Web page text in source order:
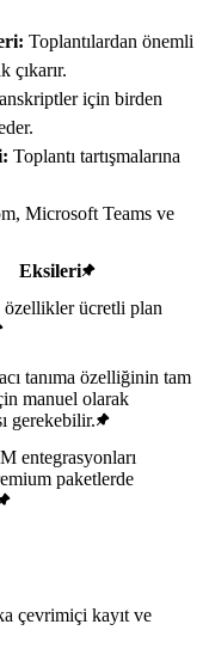
Toplantılardan önemli
çıkarır.
için birden
Toplantı tartışmalarına
Microsoft Teams ve
Eksileri
özellikler ücretli plan
tanıma özelliğinin tam
manuel olarak
gerekebilir.
entegrasyonları
paketlerde
çevrimiçi kayıt ve